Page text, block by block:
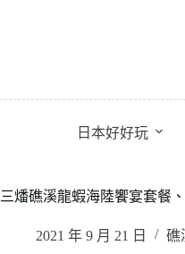
內
日本好好玩
三燔礁溪龍蝦海陸饗宴套餐
2021 年 9 月 21 日 礁